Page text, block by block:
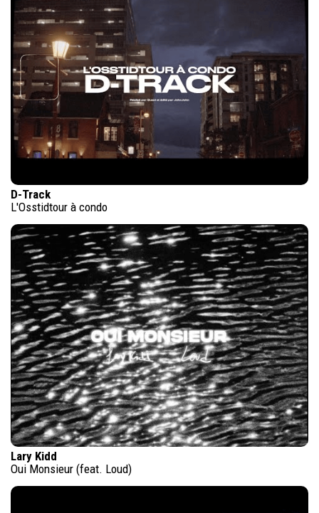
D-Track
L'Osstidtour à condo
Lary Kidd
Oui Monsieur (feat. Loud)